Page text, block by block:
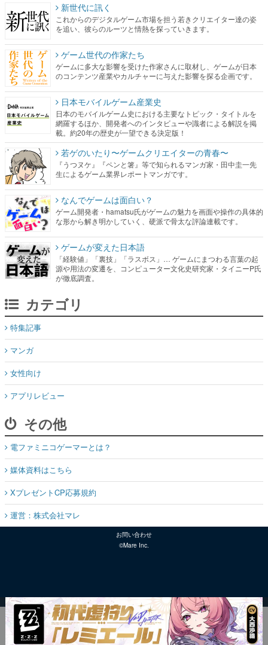
新世代に訊く
これからのデジタルゲーム市場を担う若きクリエイター達の姿
を追い、彼らのルーツと情熱を探っていきます。
ゲーム世代の作家たち
ゲームに多大な影響を受けた作家さんに取材し、ゲームが日本
のコンテンツ産業やカルチャーに与えた影響を探る企画です。
日本モバイルゲーム産業史
日本のモバイルゲーム史における主要なトピック・タイトルを
網羅するほか、開発者へのインタビューや識者による解説を掲
載。約20年の歴史が一望できる決定版！
若ゲのいたり〜ゲームクリエイターの青春〜
『うつヌケ』『ペンと箸』等で知られるマンガ家・田中圭一先
生によるゲーム業界レポートマンガです。
なんでゲームは面白い？
ゲーム開発者・hamatsu氏がゲームの魅力を画面や操作の具体的
な形から解き明かしていく、硬派で骨太な評論連載です。
ゲームが変えた日本語
「経験値」「裏技」「ラスボス」… ゲームにまつわる言葉の起
源や用法の変遷を、コンピューター文化史研究家・タイニーP氏
が徹底調査。
カテゴリ
特集記事
マンガ
女性向け
アプリレビュー
その他
電ファミニコゲーマーとは？
媒体資料はこちら
XプレゼントCP応募規約
運営：株式会社マレ
お問い合わせ
©Mare Inc.